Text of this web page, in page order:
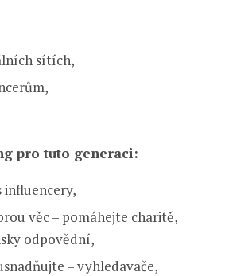
sítích,
pro tuto generaci:
influencery,
věc – pomáhejte charitě,
odpovědní,
– vyhledavače,